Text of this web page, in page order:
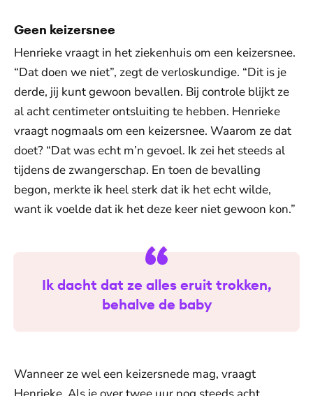
Geen keizersnee
Henrieke vraagt in het ziekenhuis om een keizersnee.
“Dat doen we niet”, zegt de verloskundige. “Dit is je
derde, jij kunt gewoon bevallen. Bij controle blijkt ze
al acht centimeter ontsluiting te hebben. Henrieke
vraagt nogmaals om een keizersnee. Waarom ze dat
doet? “Dat was echt m’n gevoel. Ik zei het steeds al
tijdens de zwangerschap. En toen de bevalling
begon, merkte ik heel sterk dat ik het echt wilde,
want ik voelde dat ik het deze keer niet gewoon kon.”
Ik dacht dat ze alles eruit trokken,
behalve de baby
Wanneer ze wel een keizersnede mag, vraagt